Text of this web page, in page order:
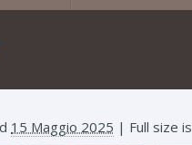
15 Maggio 2025 | Full size is